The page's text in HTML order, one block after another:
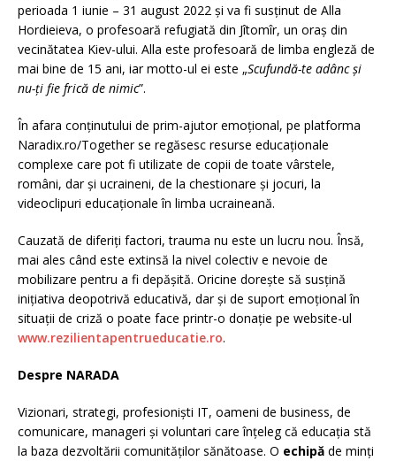
perioada 1 iunie – 31 august 2022 și va fi susținut de Alla
Hordieieva, o profesoară refugiată din Jîtomîr, un oraș din
vecinătatea Kiev-ului. Alla este profesoară de limba engleză de
mai bine de 15 ani, iar motto-ul ei este „Scufundă-te adânc și
nu-ți fie frică de nimic”.
În afara conținutului de prim-ajutor emoțional, pe platforma
Naradix.ro/Together se regăsesc resurse educaționale
complexe care pot fi utilizate de copii de toate vârstele,
români, dar și ucraineni, de la chestionare și jocuri, la
videoclipuri educaționale în limba ucraineană.
Cauzată de diferiți factori, trauma nu este un lucru nou. Însă,
mai ales când este extinsă la nivel colectiv e nevoie de
mobilizare pentru a fi depășită. Oricine dorește să susțină
inițiativa deopotrivă educativă, dar și de suport emoțional în
situații de criză o poate face printr-o donaţie pe website-ul
www.rezilientapentrueducatie.ro.
Despre NARADA
Vizionari, strategi, profesioniști IT, oameni de business, de
comunicare, manageri și voluntari care înțeleg că educația stă
la baza dezvoltării comunităţilor sănătoase. O echipă de minți